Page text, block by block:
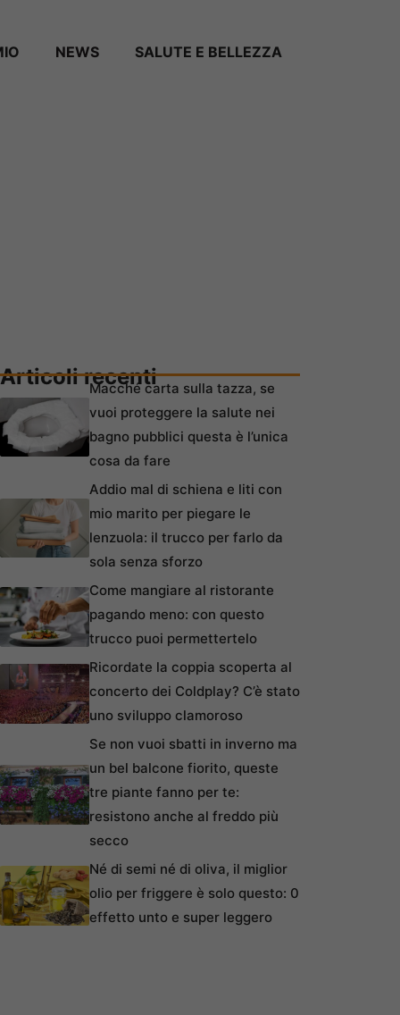
NEWS SALUTE E BELLEZZA
Articoli recentiMacché carta sulla tazza, se
vuoi proteggere la salute nei
bagno pubblici questa è l’unica
cosa da fare
Addio mal di schiena e liti con
mio marito per piegare le
lenzuola: il trucco per farlo da
sola senza sforzo
Come mangiare al ristorante
pagando meno: con questo
trucco puoi permettertelo
Ricordate la coppia scoperta al
concerto dei Coldplay? C’è stato
uno sviluppo clamoroso
Se non vuoi sbatti in inverno ma
un bel balcone fiorito, queste
tre piante fanno per te:
resistono anche al freddo più
secco
Né di semi né di oliva, il miglior
olio per friggere è solo questo: 0
effetto unto e super leggero